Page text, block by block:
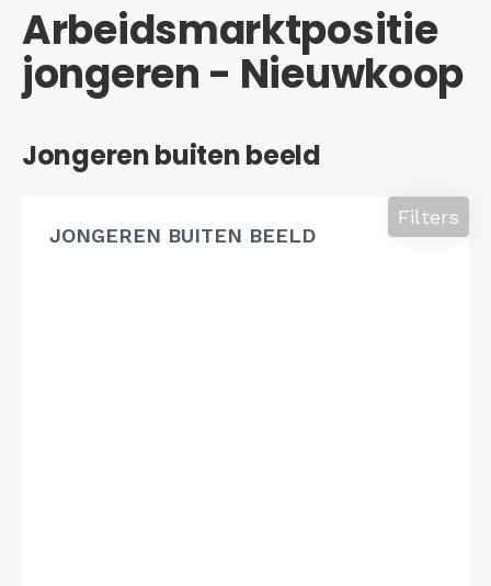
Arbeidsmarktpositie
jongeren - Nieuwkoop
Jongeren buiten beeld
JONGEREN BUITEN BEELD
Filters